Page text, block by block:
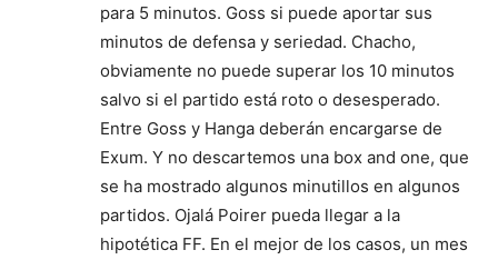
para 5 minutos. Goss si puede aportar sus
minutos de defensa y seriedad. Chacho,
obviamente no puede superar los 10 minutos
salvo si el partido está roto o desesperado.
Entre Goss y Hanga deberán encargarse de
Exum. Y no descartemos una box and one, que
se ha mostrado algunos minutillos en algunos
partidos. Ojalá Poirer pueda llegar a la
hipotética FF. En el mejor de los casos, un mes